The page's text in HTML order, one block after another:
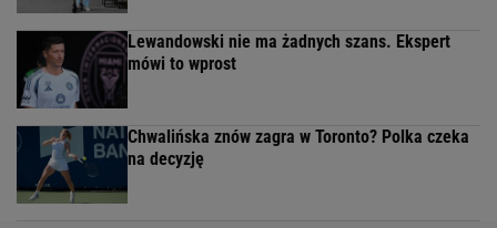
Lewandowski nie ma żadnych szans. Ekspert
mówi to wprost
Chwalińska znów zagra w Toronto? Polka czeka
na decyzję